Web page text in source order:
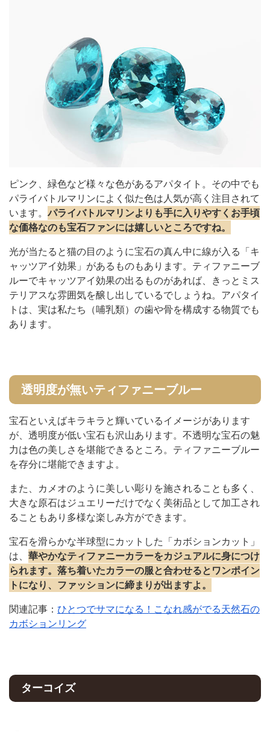
ピンク、緑色など様々な色があるアパタイト。その中でも
パライバトルマリンによく似た色は人気が高く注目されて
います。パライバトルマリンよりも手に入りやすくお手頃
な価格なのも宝石ファンには嬉しいところですね。
光が当たると猫の目のように宝石の真ん中に線が入る「キ
ャッツアイ効果」があるものもあります。ティファニーブ
ルーでキャッツアイ効果の出るものがあれば、きっとミス
テリアスな雰囲気を醸し出しているでしょうね。アパタイ
トは、実は私たち（哺乳類）の歯や骨を構成する物質でも
あります。
透明度が無いティファニーブルー
宝石といえばキラキラと輝いているイメージがあります
が、透明度が低い宝石も沢山あります。不透明な宝石の魅
力は色の美しさを堪能できるところ。ティファニーブルー
を存分に堪能できますよ。
また、カメオのように美しい彫りを施されることも多く、
大きな原石はジュエリーだけでなく美術品として加工され
ることもあり多様な楽しみ方ができます。
宝石を滑らかな半球型にカットした「カボションカット」
は、 華やかなティファニーカラーをカジュアルに身につけ
られます。落ち着いたカラーの服と合わせるとワンポイン
トになり、ファッションに締まりが出ますよ。
関連記事： ひとつでサマになる！こなれ感がでる天然石の
カボションリング
ターコイズ